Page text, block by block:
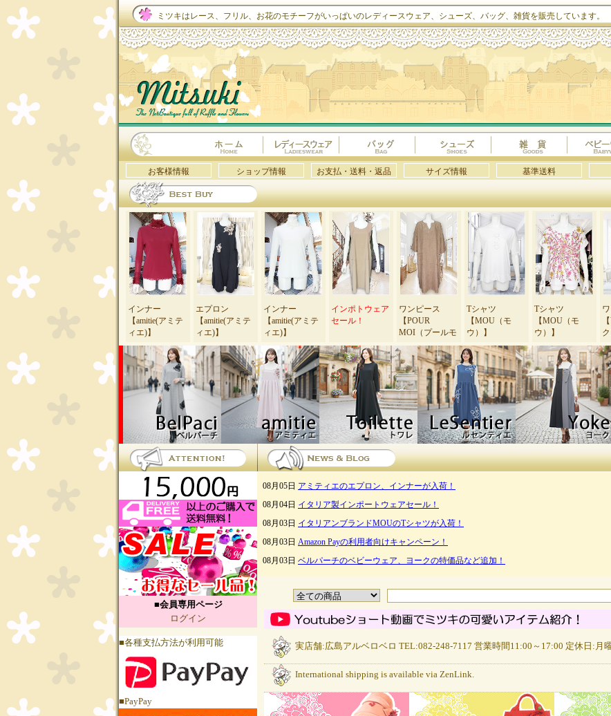
ミツキはレース、フリル、お花のモチーフがいっぱいのレディースウェア、シューズ、バッグ、雑貨を販売しています。
お客様情報 ショップ情報 お支払・送料・返品 サイズ情報 基準送料
■会員専用ページ
ログイン
実店舗:広島アルベロベロ TEL:082-248-7117 営業時間11:00～17:00 定休日:月
International shipping is available via ZenLink.
■各種支払方法が利用可能
■PayPay